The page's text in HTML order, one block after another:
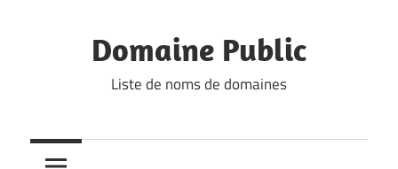
Domaine Public
Liste de noms de domaines